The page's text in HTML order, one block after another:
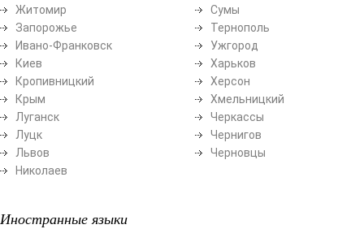
Житомир
Запорожье
Ивано-Франковск
Киев
Кропивницкий
Крым
Луганск
Луцк
Львов
Николаев
Сумы
Тернополь
Ужгород
Харьков
Херсон
Хмельницкий
Черкассы
Чернигов
Черновцы
Иностранные языки